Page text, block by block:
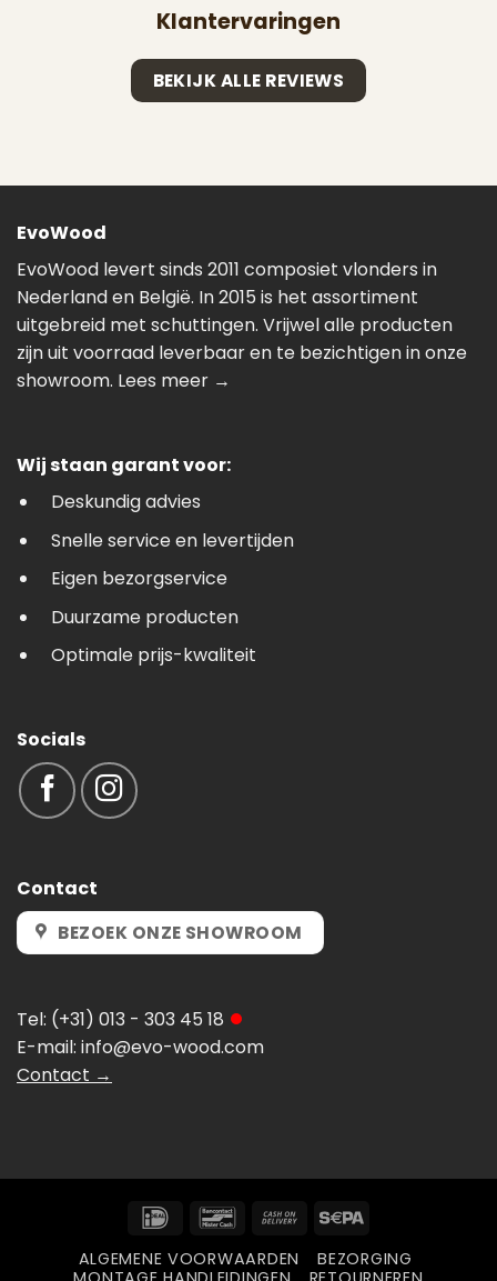
Klantervaringen
BEKIJK ALLE REVIEWS
EvoWood
EvoWood levert sinds 2011 composiet vlonders in
Nederland en België. In 2015 is het assortiment
uitgebreid met schuttingen. Vrijwel alle producten
zijn uit voorraad leverbaar en te bezichtigen in onze
showroom. Lees meer →
Wij staan garant voor:
Deskundig advies
Snelle service en levertijden
Eigen bezorgservice
Duurzame producten
Optimale prijs-kwaliteit
Socials
Contact
BEZOEK ONZE SHOWROOM
Tel: (+31) 013 - 303 45 18
E-mail: info@evo-wood.com
Contact →
IDeal Bancontact
Cash
Delivery
Sepa
ALGEMENE VOORWAARDEN
BEZORGING